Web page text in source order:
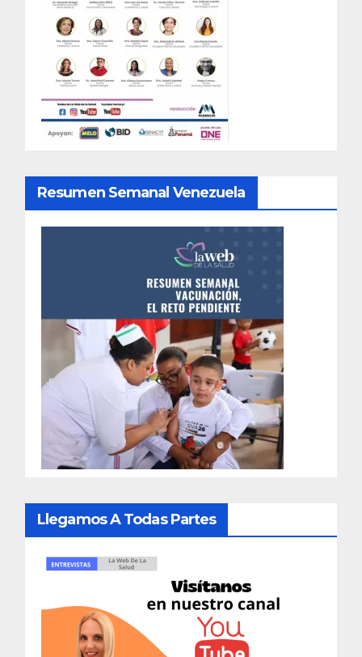
Resumen Semanal Venezuela
Llegamos A Todas Partes